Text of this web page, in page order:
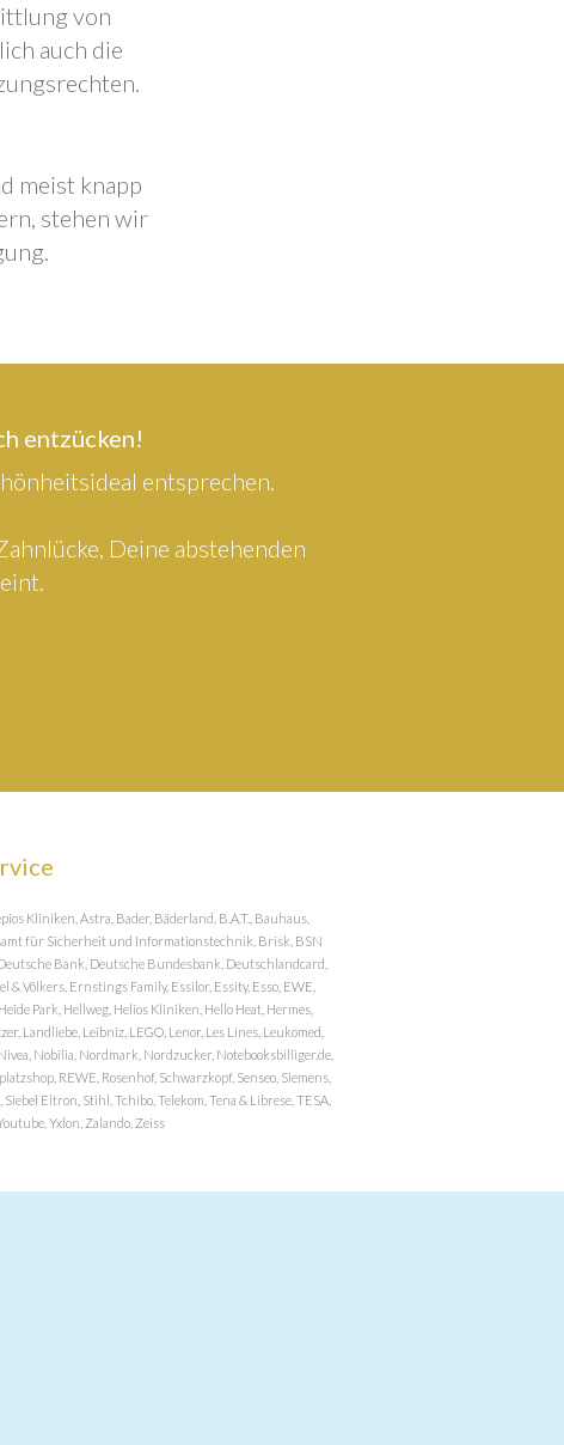
von
auch die
meist knapp
stehen wir
entzücken!
entsprechen.
Deine abstehenden
Kliniken, Astra, Bader, Bäderland, B.A.T., Bauhaus,
für Sicherheit und Informationstechnik, Brisk, BSN
Bank, Deutsche Bundesbank, Deutschlandcard,
Völkers, Ernstings Family, Essilor, Essity, Esso, EWE,
Park, Hellweg, Helios Kliniken, Hello Heat, Hermes,
Landliebe, Leibniz, LEGO, Lenor, Les Lines, Leukomed,
Nobilia, Nordmark, Nordzucker, Notebooksbilliger.de,
REWE, Rosenhof, Schwarzkopf, Senseo, Siemens,
Eltron, Stihl, Tchibo, Telekom, Tena & Librese, TESA,
Yxlon, Zalando, Zeiss